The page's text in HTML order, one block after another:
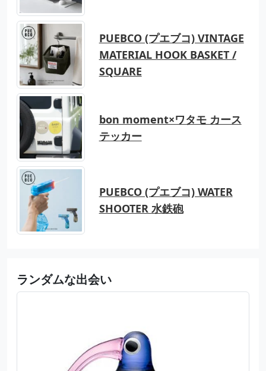
PUEBCO (プエブコ) VINTAGE
MATERIAL HOOK BASKET /
SQUARE
bon moment×ワタモ カース
テッカー
PUEBCO (プエブコ) WATER
SHOOTER 水鉄砲
ランダムな出会い